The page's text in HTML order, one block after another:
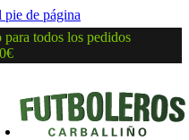
pie de página
todos los pedidos